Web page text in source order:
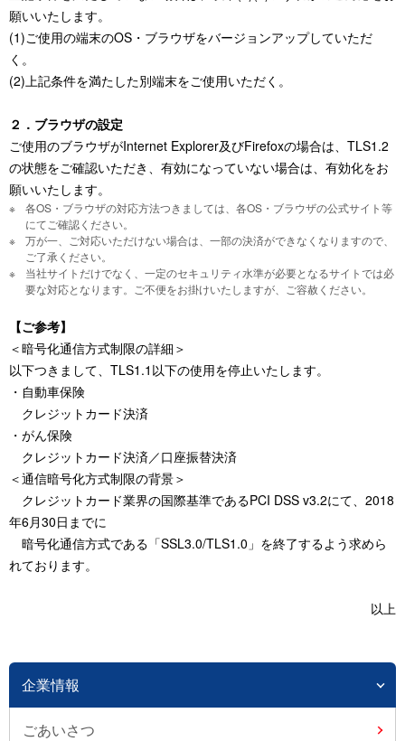
願いいたします。
(1)ご使用の端末のOS・ブラウザをバージョンアップしていただ
く。
(2)上記条件を満たした別端末をご使用いただく。
２．ブラウザの設定
ご使用のブラウザがInternet Explorer及びFirefoxの場合は、TLS1.2
の状態をご確認いただき、有効になっていない場合は、有効化をお
願いいたします。
各OS・ブラウザの対応方法つきましては、各OS・ブラウザの公式サイト等
にてご確認ください。
万が一、ご対応いただけない場合は、一部の決済ができなくなりますので、
ご了承ください。
当社サイトだけでなく、一定のセキュリティ水準が必要となるサイトでは必
要な対応となります。ご不便をお掛けいたしますが、ご容赦ください。
【ご参考】
＜暗号化通信方式制限の詳細＞
以下つきまして、TLS1.1以下の使用を停止いたします。
・自動車保険
クレジットカード決済
・がん保険
クレジットカード決済／口座振替決済
＜通信暗号化方式制限の背景＞
クレジットカード業界の国際基準であるPCI DSS v3.2にて、2018
年6月30日までに
暗号化通信方式である「SSL3.0/TLS1.0」を終了するよう求めら
れております。
以上
企業情報
ごあいさつ